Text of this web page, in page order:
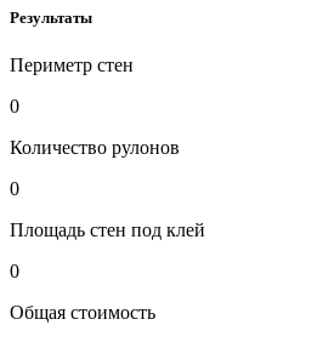
Результаты
Периметр стен
0
Количество рулонов
0
Площадь стен под клей
0
Общая стоимость